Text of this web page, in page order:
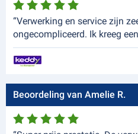
“Verwerking en service zijn
ongecompliceerd. Ik kreeg
Beoordeling van Amelie R.